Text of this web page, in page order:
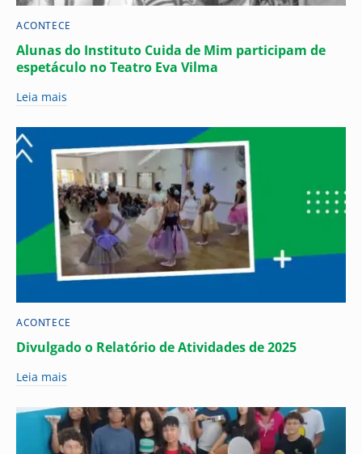
ACONTECE
Alunas do Instituto Cuida de Mim participam de
espetáculo no Teatro Eva Vilma
Leia mais
ACONTECE
Divulgado o Relatório de Atividades de 2025
Leia mais